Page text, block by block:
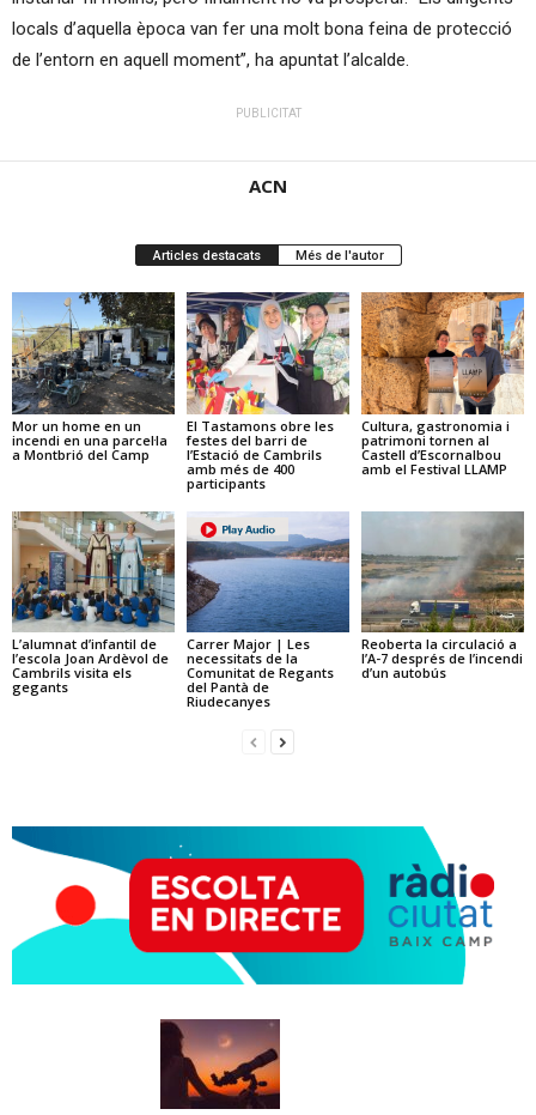
locals d’aquella època van fer una molt bona feina de protecció
de l’entorn en aquell moment”, ha apuntat l’alcalde.
PUBLICITAT
ACN
Articles destacats Més de l'autor
Mor un home en un
incendi en una parcel·la
a Montbrió del Camp
El Tastamons obre les
festes del barri de
l’Estació de Cambrils
amb més de 400
participants
Cultura, gastronomia i
patrimoni tornen al
Castell d’Escornalbou
amb el Festival LLAMP
L’alumnat d’infantil de
l’escola Joan Ardèvol de
Cambrils visita els
gegants
Carrer Major | Les
necessitats de la
Comunitat de Regants
del Pantà de
Riudecanyes
Reoberta la circulació a
l’A-7 després de l’incendi
d’un autobús